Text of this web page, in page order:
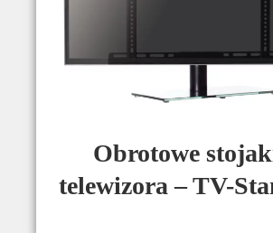
Obrotowe
telewizora – TV-